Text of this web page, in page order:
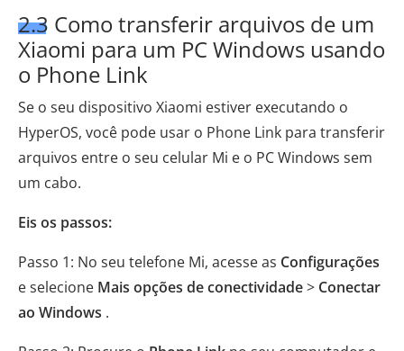
2.3 Como transferir arquivos de um
Xiaomi para um PC Windows usando
o Phone Link
Se o seu dispositivo Xiaomi estiver executando o
HyperOS, você pode usar o Phone Link para transferir
arquivos entre o seu celular Mi e o PC Windows sem
um cabo.
Eis os passos:
Passo 1: No seu telefone Mi, acesse as Configurações
e selecione Mais opções de conectividade> Conectar
ao Windows .